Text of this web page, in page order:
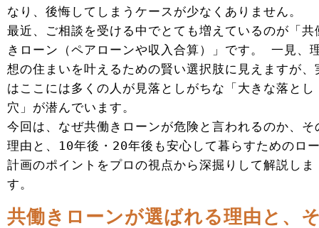
なり、後悔してしまうケースが少なくありません。
最近、ご相談を受ける中でとても増えているのが「共
きローン（ペアローンや収入合算）」です。 一見、
想の住まいを叶えるための賢い選択肢に見えますが、
はここには多くの人が見落としがちな「大きな落とし
穴」が潜んでいます。
今回は、なぜ共働きローンが危険と言われるのか、そ
理由と、10年後・20年後も安心して暮らすためのロ
計画のポイントをプロの視点から深掘りして解説しま
す。
共働きローンが選ばれる理由と、